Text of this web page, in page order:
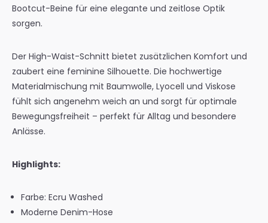
Bootcut-Beine für eine elegante und zeitlose Optik
sorgen.
Der High-Waist-Schnitt bietet zusätzlichen Komfort und
zaubert eine feminine Silhouette. Die hochwertige
Materialmischung mit Baumwolle, Lyocell und Viskose
fühlt sich angenehm weich an und sorgt für optimale
Bewegungsfreiheit – perfekt für Alltag und besondere
Anlässe.
Highlights:
Farbe: Ecru Washed
Moderne Denim-Hose